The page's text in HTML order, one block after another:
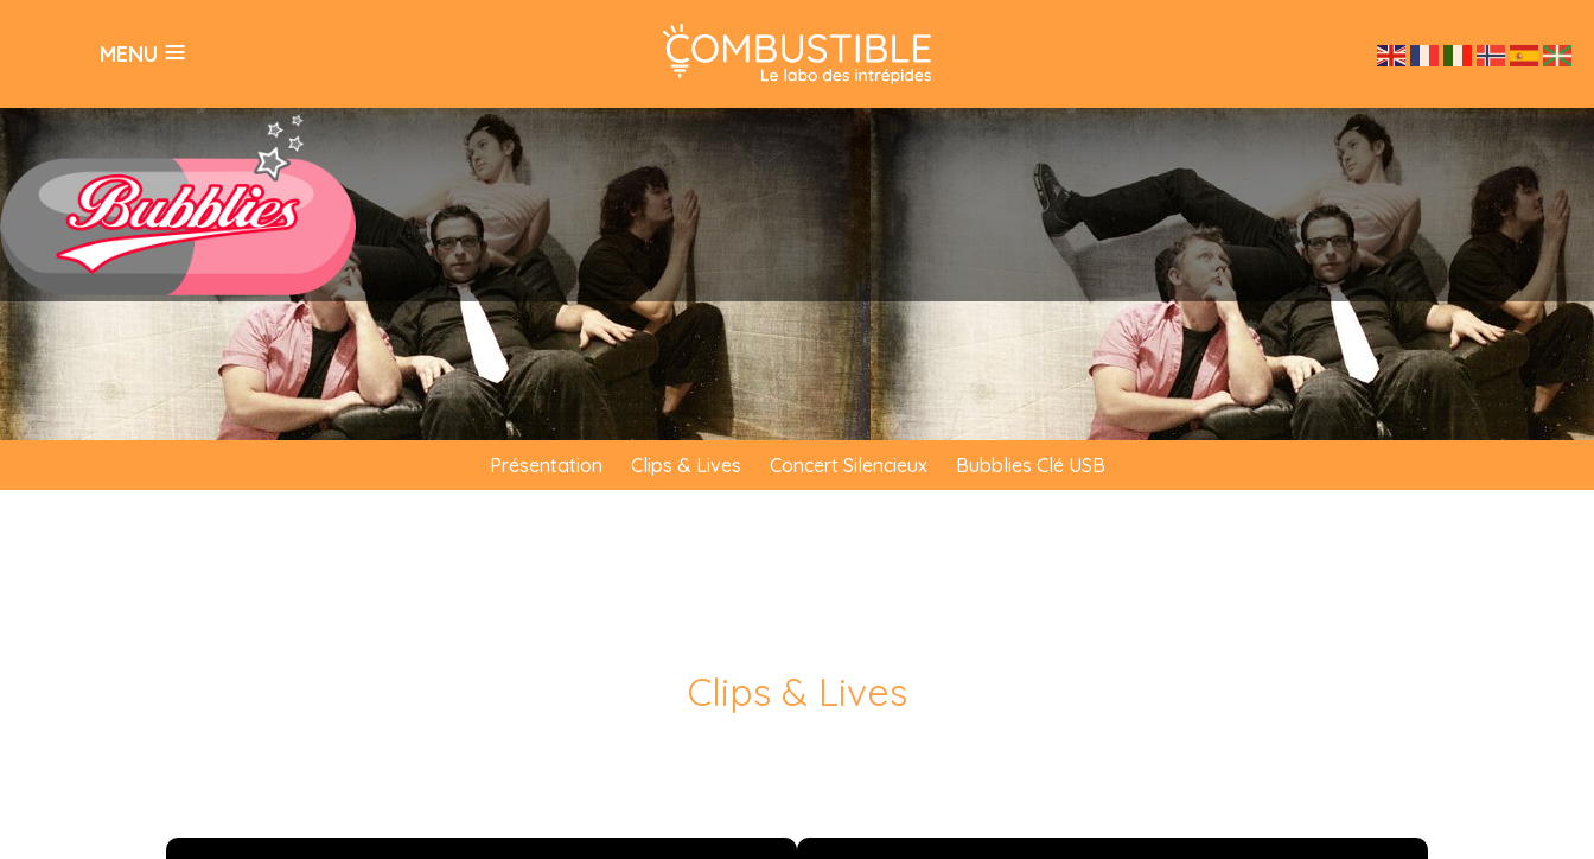
MENU ≡
Présentation Clips & Lives Concert Silencieux Bubblies Clé USB
Clips & Lives